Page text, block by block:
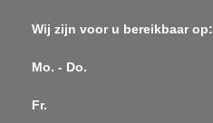
Wij zijn voor u bereikbaar op:
Mo. - Do.
Fr.